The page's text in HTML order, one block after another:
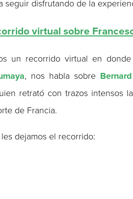
seguir disfrutando de la
virtual sobre
un recorrido virtual en
, nos habla sobre
retrató con trazos intensos
de Francia.
dejamos el recorrido: